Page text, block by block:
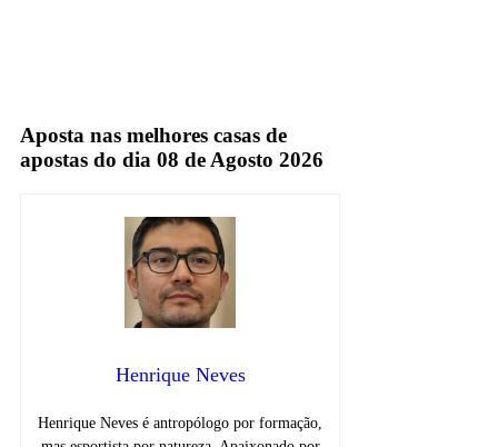
Aposta nas melhores casas de
apostas do dia 08 de Agosto 2026
Henrique Neves
Henrique Neves é antropólogo por formação,